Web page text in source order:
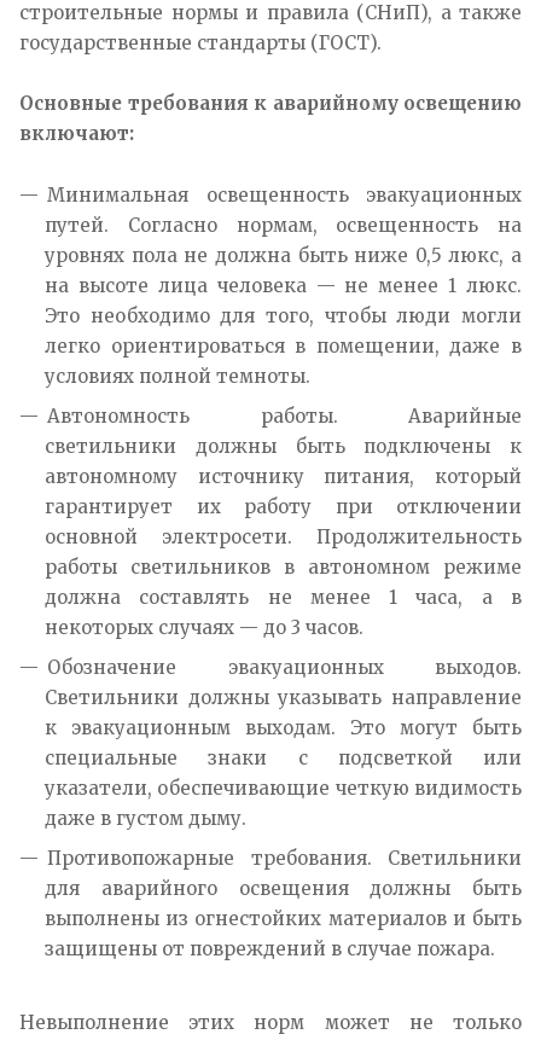
строительные нормы и правила (СНиП), а также
государственные стандарты (ГОСТ).
Основные требования к аварийному освещению
включают:
Минимальная освещенность эвакуационных
путей. Согласно нормам, освещенность на
уровнях пола не должна быть ниже 0,5 люкс, а
на высоте лица человека — не менее 1 люкс.
Это необходимо для того, чтобы люди могли
легко ориентироваться в помещении, даже в
условиях полной темноты.
Автономность работы. Аварийные
светильники должны быть подключены к
автономному источнику питания, который
гарантирует их работу при отключении
основной электросети. Продолжительность
работы светильников в автономном режиме
должна составлять не менее 1 часа, а в
некоторых случаях — до 3 часов.
Обозначение эвакуационных выходов.
Светильники должны указывать направление
к эвакуационным выходам. Это могут быть
специальные знаки с подсветкой или
указатели, обеспечивающие четкую видимость
даже в густом дыму.
Противопожарные требования. Светильники
для аварийного освещения должны быть
выполнены из огнестойких материалов и быть
защищены от повреждений в случае пожара.
Невыполнение этих норм может не только